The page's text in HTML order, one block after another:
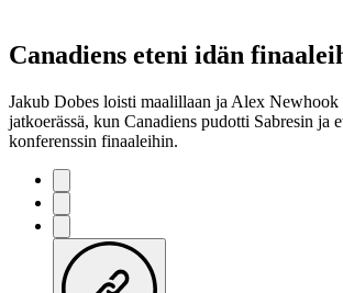
Canadiens eteni idän
Jakub Dobes loisti maalillaan ja Alex Newhook
jatkoerässä, kun Canadiens pudotti Sabresin ja
konferenssin finaaleihin.